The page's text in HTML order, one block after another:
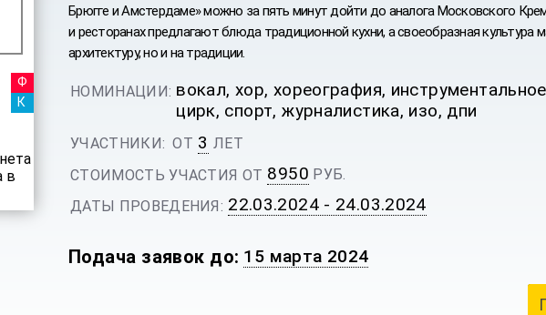
ФЕСТИВАЛЬ
КАНИКУЛЫ
Брюгге и Амстердаме» можно за пять минут дойти до аналога Московского
и ресторанах предлагают блюда традиционной кухни, а своеобразная
архитектуру, но и на традиции.
НОМИНАЦИИ: вокал, хор, хореография,
цирк, спорт, журналистика, изо, дпи
УЧАСТНИКИ: ОТ 3 ЛЕТ
СТОИМОСТЬ УЧАСТИЯ ОТ 8950 РУБ.
ДАТЫ ПРОВЕДЕНИЯ: 22.03.2024 - 24.03.2024
Подача заявок до: 15 марта 2024